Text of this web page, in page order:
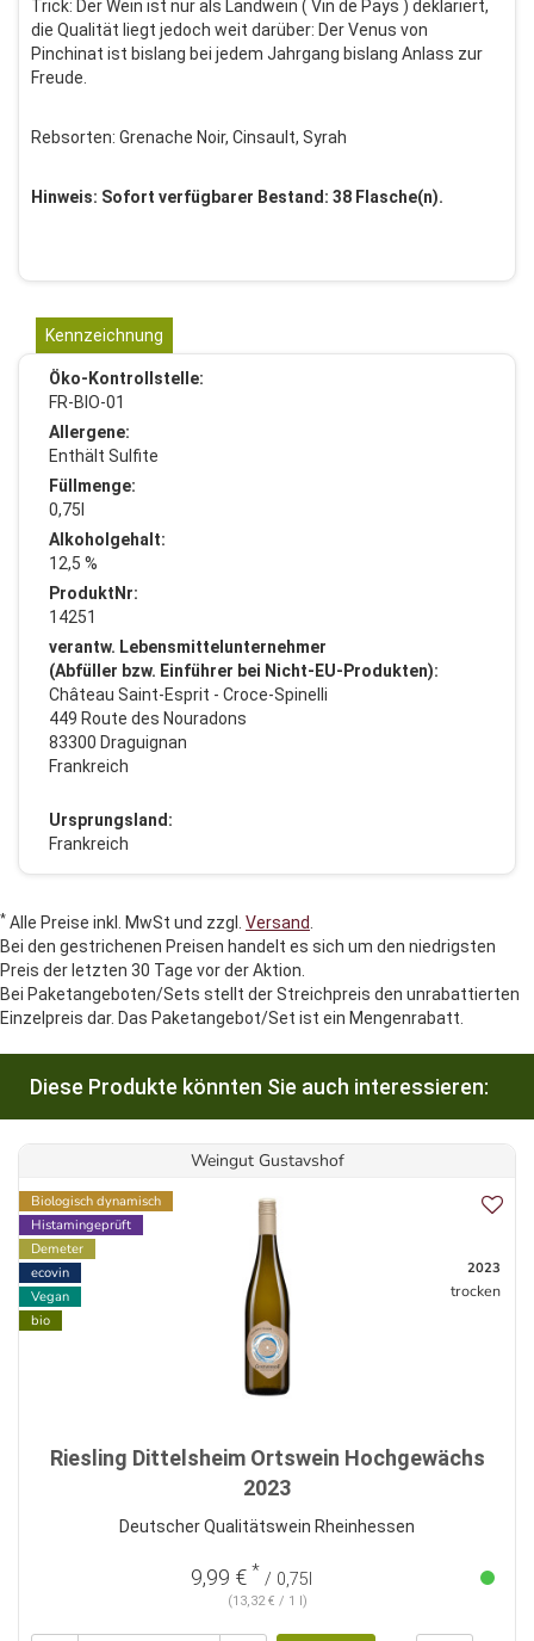
Trick: Der Wein ist nur als Landwein ( Vin de Pays ) deklariert,
die Qualität liegt jedoch weit darüber: Der Venus von
Pinchinat ist bislang bei jedem Jahrgang bislang Anlass zur
Freude.
Rebsorten: Grenache Noir, Cinsault, Syrah
Hinweis: Sofort verfügbarer Bestand: 38 Flasche(n).
Kennzeichnung
Öko-Kontrollstelle:
FR-BIO-01
Allergene:
Enthält Sulfite
Füllmenge:
0,75l
Alkoholgehalt:
12,5 %
ProduktNr:
14251
verantw. Lebensmittelunternehmer
(Abfüller bzw. Einführer bei Nicht-EU-Produkten):
Château Saint-Esprit - Croce-Spinelli
449 Route des Nouradons
83300 Draguignan
Frankreich
Ursprungsland:
Frankreich
* Alle Preise inkl. MwSt und zzgl. Versand
Bei den gestrichenen Preisen handelt es sich um den niedrigsten
Preis der letzten 30 Tage vor der Aktion.
Bei Paketangeboten/Sets stellt der Streichpreis den unrabattierten
Einzelpreis dar. Das Paketangebot/Set ist ein Mengenrabatt.
Diese Produkte könnten Sie auch interessieren:
Weingut Gustavshof
Biologisch dynamisch
Histamingeprüft
Demeter
ecovin
Vegan
bio
2023
trocken
Riesling Dittelsheim Ortswein Hochgewächs
2023
Deutscher Qualitätswein Rheinhessen
9,99 € * / 0,75l
(13,32 € / 1 l)